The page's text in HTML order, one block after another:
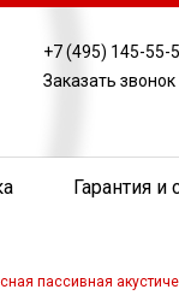
+7 (495) 145-55-
Заказать звонок
Гарантия и
пассивная